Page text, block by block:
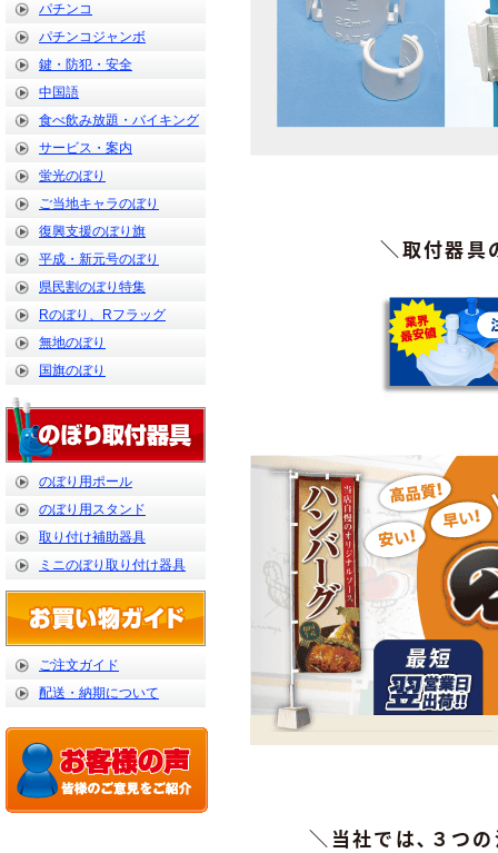
パチンコ
パチンコジャンボ
鍵・防犯・安全
中国語
食べ飲み放題・バイキング
サービス・案内
蛍光のぼり
ご当地キャラのぼり
復興支援のぼり旗
平成・新元号のぼり
県民割のぼり特集
Rのぼり、Rフラッグ
無地のぼり
国旗のぼり
のぼり用ポール
のぼり用スタンド
取り付け補助器具
ミニのぼり取り付け器具
ご注文ガイド
配送・納期について
＼取付器具
＼当社では､３つ